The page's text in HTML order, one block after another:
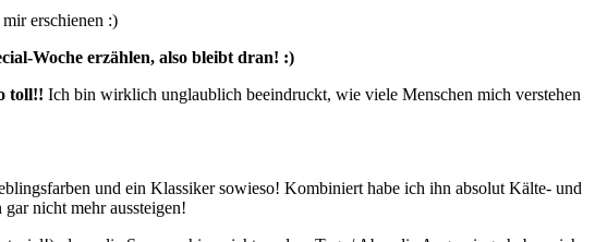
erschienen :)
Woche erzählen, also bleibt dran! :)
toll!! Ich bin wirklich unglaublich beeindruckt, wie viele Menschen mich verstehen
und ein Klassiker sowieso! Kombiniert habe ich ihn absolut Kälte- und
nicht mehr aussteigen!